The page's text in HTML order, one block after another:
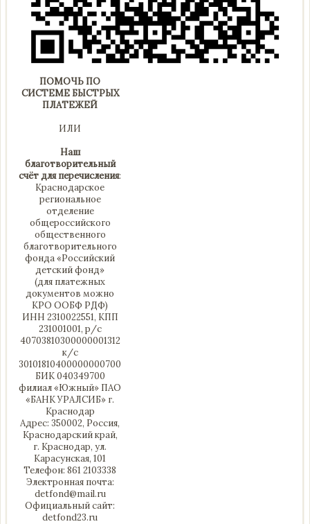
ПОМОЧЬ ПО
СИСТЕМЕ БЫСТРЫХ
ПЛАТЕЖЕЙ
ИЛИ
Наш
благотворительный
счёт для перечисления:
Краснодарское
региональное
отделение
общероссийского
общественного
благотворительного
фонда «Российский
детский фонд»
(для платежных
документов можно
КРО ООБФ РДФ)
ИНН 2310022551, КПП
231001001, р/с
40703810300000001312
к/с
30101810400000000700
БИК 040349700
филиал «Южный» ПАО
«БАНК УРАЛСИБ» г.
Краснодар
Адрес: 350002, Россия,
Краснодарский край,
г. Краснодар, ул.
Карасунская, 101
Телефон: 861 2103338
Электронная почта:
detfond@mail.ru
Официальный сайт:
detfond23.ru